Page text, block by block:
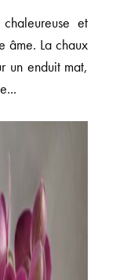
et
âme. La chaux
un enduit mat,